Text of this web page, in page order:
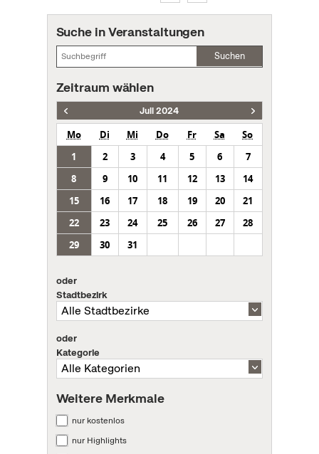
Suche in Veranstaltungen
Suchen
Zeitraum wählen
Juli 2024
Mo Di Mi Do Fr Sa
So
1
2 3 4 5 6
7
8
9 10 11 12 13
14
15
16 17 18 19 20
21
22
23 24 25 26 27
28
29
30 31
oder
Stadtbezirk
oder
Kategorie
Weitere Merkmale
nur kostenlos
nur Highlights